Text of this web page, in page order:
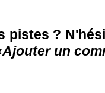
pistes ?
Ajouter un